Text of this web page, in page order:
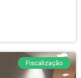
Fiscalização